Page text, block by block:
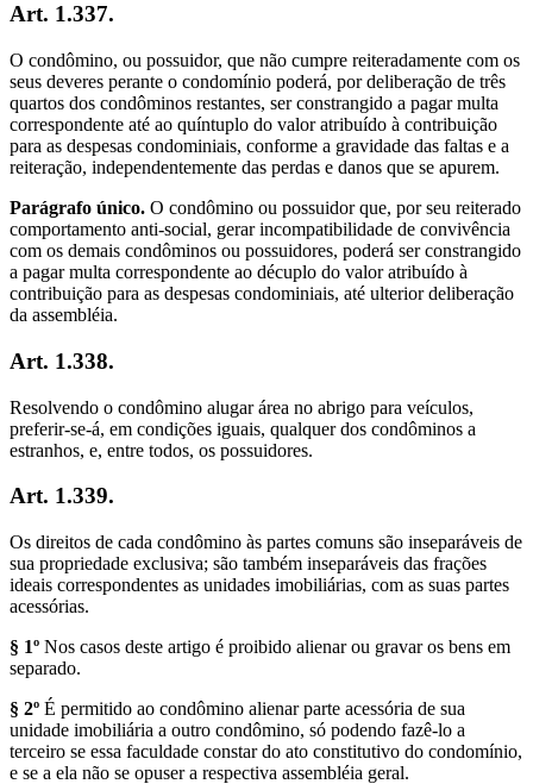
Art. 1.337.
O condômino, ou possuidor, que não cumpre reiteradamente com os
seus deveres perante o condomínio poderá, por deliberação de três
quartos dos condôminos restantes, ser constrangido a pagar multa
correspondente até ao quíntuplo do valor atribuído à contribuição
para as despesas condominiais, conforme a gravidade das faltas e a
reiteração, independentemente das perdas e danos que se apurem.
Parágrafo único. O condômino ou possuidor que, por seu reiterado
comportamento anti-social, gerar incompatibilidade de convivência
com os demais condôminos ou possuidores, poderá ser constrangido
a pagar multa correspondente ao décuplo do valor atribuído à
contribuição para as despesas condominiais, até ulterior deliberação
da assembléia.
Art. 1.338.
Resolvendo o condômino alugar área no abrigo para veículos,
preferir-se-á, em condições iguais, qualquer dos condôminos a
estranhos, e, entre todos, os possuidores.
Art. 1.339.
Os direitos de cada condômino às partes comuns são inseparáveis de
sua propriedade exclusiva; são também inseparáveis das frações
ideais correspondentes as unidades imobiliárias, com as suas partes
acessórias.
§ 1º Nos casos deste artigo é proibido alienar ou gravar os bens em
separado.
§ 2º É permitido ao condômino alienar parte acessória de sua
unidade imobiliária a outro condômino, só podendo fazê-lo a
terceiro se essa faculdade constar do ato constitutivo do condomínio,
e se a ela não se opuser a respectiva assembléia geral.